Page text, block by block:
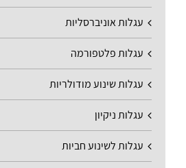
עגלות אוניברסליות
עגלות פלטפורמה
עגלות שינוע מודולריות
עגלות ניקיון
עגלות לשינוע חביות